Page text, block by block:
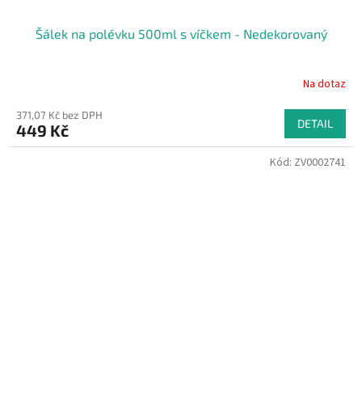
Šálek na polévku 500ml s víčkem - Nedekorovaný
Na dotaz
371,07 Kč bez DPH
449 Kč DETAIL
Kód: ZV0002741